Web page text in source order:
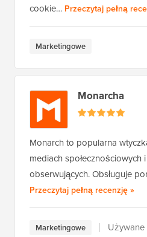
cookie… Przeczytaj pełną
Marketingowe
Monarcha
Monarch to popularna
mediach społecznościowych
obserwujących. Obsługuje
Przeczytaj pełną recenzję»
Marketingowe